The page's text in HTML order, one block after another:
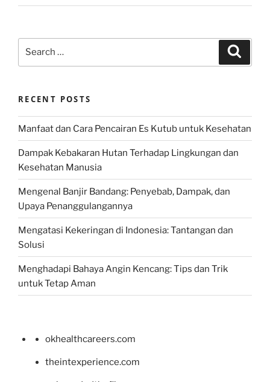
RECENT POSTS
Manfaat dan Cara Pencairan Es Kutub untuk Kesehatan
Dampak Kebakaran Hutan Terhadap Lingkungan dan
Kesehatan Manusia
Mengenal Banjir Bandang: Penyebab, Dampak, dan
Upaya Penanggulangannya
Mengatasi Kekeringan di Indonesia: Tantangan dan
Solusi
Menghadapi Bahaya Angin Kencang: Tips dan Trik
untuk Tetap Aman
okhealthcareers.com
theintexperience.com